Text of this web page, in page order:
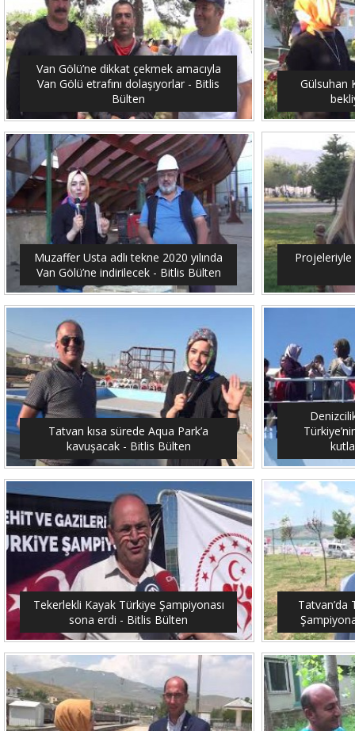
Van Gölü’ne dikkat çekmek amacıyla
Van Gölü etrafını dolaşıyorlar - Bitlis
Bülten
Gülsuhan
Muzaffer Usta adlı tekne 2020 yılında
Van Gölü’ne indirilecek - Bitlis Bülten
Projeleriyle
Tatvan kısa sürede Aqua Park’a
kavuşacak - Bitlis Bülten
Tekerlekli Kayak Türkiye Şampiyonası
sona erdi - Bitlis Bülten
Tatvan’da